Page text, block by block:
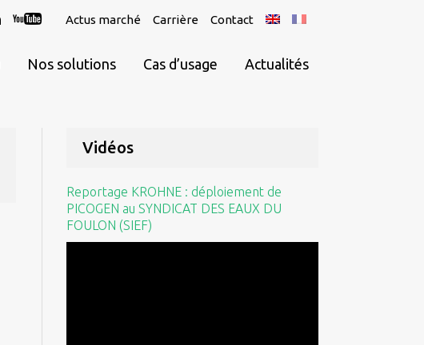
Actus marché Carrière Contact
Nos solutions Cas d’usage Actualités
Vidéos
Reportage KROHNE : déploiement de
PICOGEN au SYNDICAT DES EAUX DU
FOULON (SIEF)